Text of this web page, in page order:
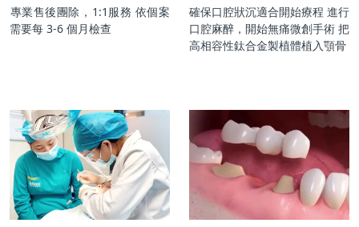
專業售後團除，1:1服務 依個案
需要每 3-6 個月檢查
確保口腔狀沉適合開始療程 進行
口腔麻醉，開始無痛微創手術 把
高相容性鈦合金製植體植入顎骨